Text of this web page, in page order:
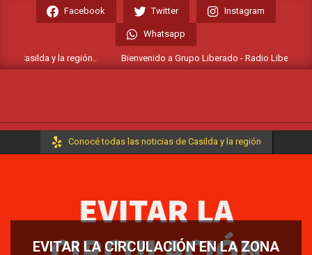
Facebook Twitter Instagram
Whatsapp
Casilda y la región.. Bienvenido a Grupo Liberado - Radio Liberada
Primary
Conocé todas las noticias de Casilda y la región
EVITAR LA CIRCULACIÓN EN LA ZONA